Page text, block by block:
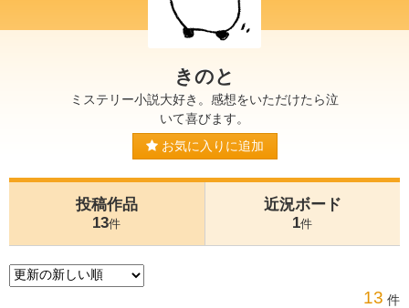
きのと
ミステリー小説大好き。感想をいただけたら泣
いて喜びます。
お気に入りに追加
投稿作品
13件
近況ボード
1件
13 件